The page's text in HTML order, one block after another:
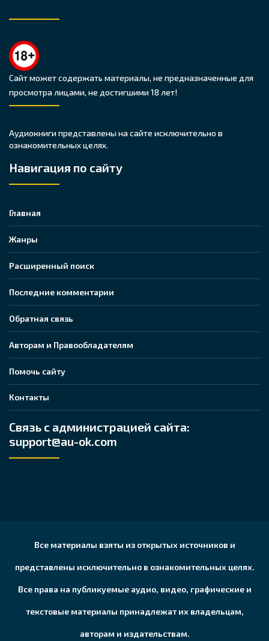
Сайт может содержать материалы, не предназначенные для
просмотра лицами, не достигшими 18 лет!
Аудиокниги представлены на сайте исключительно в
ознакомительных целях.
Навигация по сайту
Главная
Жанры
Расширенный поиск
Последние комментарии
Обратная связь
Авторам и Правообладателям
Помочь сайту
Контакты
Связь с администрацией сайта:
support@au-ok.com
Все материалы взяты из открытых источников и
представлены исключительно в ознакомительных целях.
Все права на публикуемые аудио, видео, графические и
текстовые материалы принадлежат их владельцам,
авторам и издательствам.